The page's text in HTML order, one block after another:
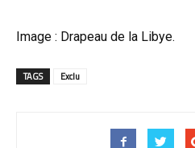
Image : Drapeau de la Libye.
TAGS Exclu